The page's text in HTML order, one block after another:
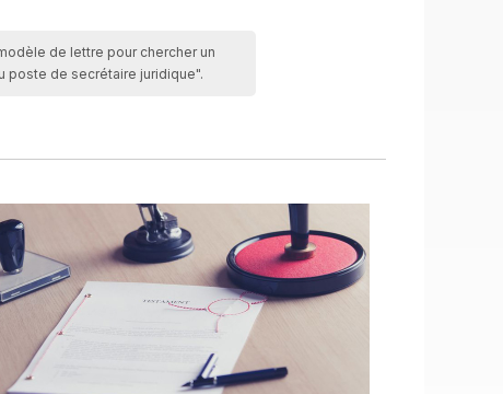
de lettre pour chercher un
poste de secrétaire juridique".